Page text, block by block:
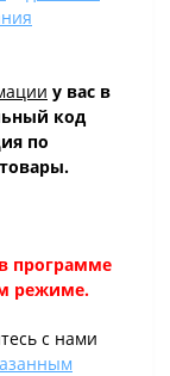
у вас в
код
по
программе
режиме.
с нами